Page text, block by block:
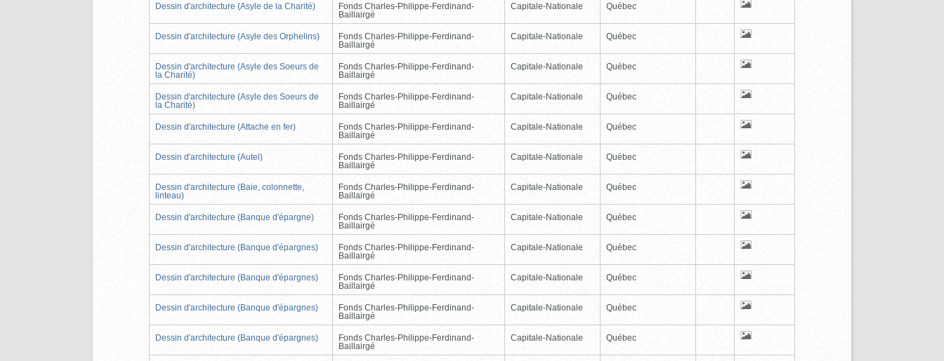
Dessin d'architecture (Asyle de la Charité)
Fonds Charles-Philippe-Ferdinand-
Baillairgé
Capitale-Nationale Québec
Dessin d'architecture (Asyle des Orphelins)
Fonds Charles-Philippe-Ferdinand-
Baillairgé
Capitale-Nationale Québec
Dessin d'architecture (Asyle des Soeurs de
la Charité)
Fonds Charles-Philippe-Ferdinand-
Baillairgé
Capitale-Nationale Québec
Dessin d'architecture (Asyle des Soeurs de
la Charité)
Fonds Charles-Philippe-Ferdinand-
Baillairgé
Capitale-Nationale Québec
Dessin d'architecture (Attache en fer)
Fonds Charles-Philippe-Ferdinand-
Baillairgé
Capitale-Nationale Québec
Dessin d'architecture (Autel)
Fonds Charles-Philippe-Ferdinand-
Baillairgé
Capitale-Nationale Québec
Dessin d'architecture (Baie, colonnette,
linteau)
Fonds Charles-Philippe-Ferdinand-
Baillairgé
Capitale-Nationale Québec
Dessin d'architecture (Banque d'épargne)
Fonds Charles-Philippe-Ferdinand-
Baillairgé
Capitale-Nationale Québec
Dessin d'architecture (Banque d'épargnes)
Fonds Charles-Philippe-Ferdinand-
Baillairgé
Capitale-Nationale Québec
Dessin d'architecture (Banque d'épargnes)
Fonds Charles-Philippe-Ferdinand-
Baillairgé
Capitale-Nationale Québec
Dessin d'architecture (Banque d'épargnes)
Fonds Charles-Philippe-Ferdinand-
Baillairgé
Capitale-Nationale Québec
Dessin d'architecture (Banque d'épargnes)
Fonds Charles-Philippe-Ferdinand-
Baillairgé
Capitale-Nationale Québec